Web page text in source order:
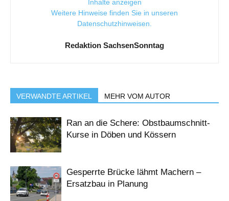
Inhalte anzeigen
Weitere Hinweise finden Sie in unseren
Datenschutzhinweisen.
Redaktion SachsenSonntag
VERWANDTE ARTIKEL MEHR VOM AUTOR
Ran an die Schere: Obstbaumschnitt-
Kurse in Döben und Kössern
Gesperrte Brücke lähmt Machern –
Ersatzbau in Planung